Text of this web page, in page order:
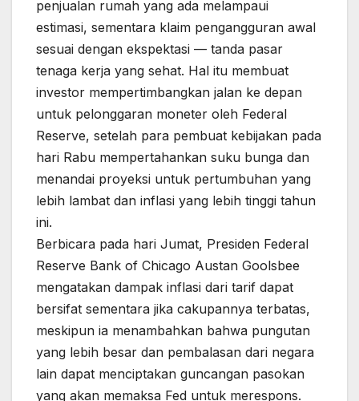
penjualan rumah yang ada melampaui
estimasi, sementara klaim pengangguran awal
sesuai dengan ekspektasi — tanda pasar
tenaga kerja yang sehat. Hal itu membuat
investor mempertimbangkan jalan ke depan
untuk pelonggaran moneter oleh Federal
Reserve, setelah para pembuat kebijakan pada
hari Rabu mempertahankan suku bunga dan
menandai proyeksi untuk pertumbuhan yang
lebih lambat dan inflasi yang lebih tinggi tahun
ini.
Berbicara pada hari Jumat, Presiden Federal
Reserve Bank of Chicago Austan Goolsbee
mengatakan dampak inflasi dari tarif dapat
bersifat sementara jika cakupannya terbatas,
meskipun ia menambahkan bahwa pungutan
yang lebih besar dan pembalasan dari negara
lain dapat menciptakan guncangan pasokan
yang akan memaksa Fed untuk merespons.